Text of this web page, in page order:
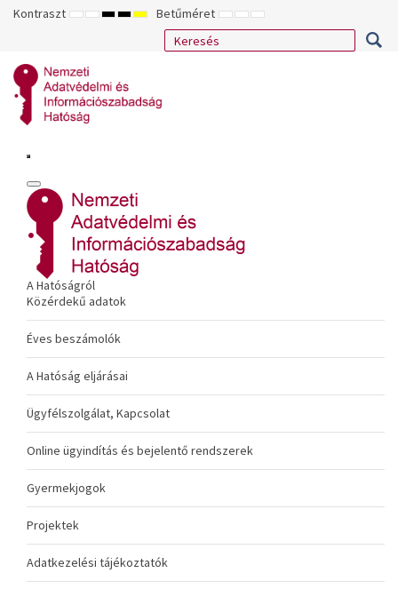
Kontraszt ALAPÉRTELMEZETT
ÉJSZAKAI
NAGY
KONTRASZTÚ
NAGY
KONTRASZTÚ
NAGY
KONTRASZTÚ
SÁRGA
FEKETE
Betűméret KISEBB
BETŰTÍPUS
ALAPÉRTELMEZETT
BETŰMÉRET
NAGYOBB
BETŰMÉRET
A Hatóságról
Közérdekű adatok
Éves beszámolók
A Hatóság eljárásai
Ügyfélszolgálat, Kapcsolat
Online ügyindítás és bejelentő rendszerek
Gyermekjogok
Projektek
Adatkezelési tájékoztatók